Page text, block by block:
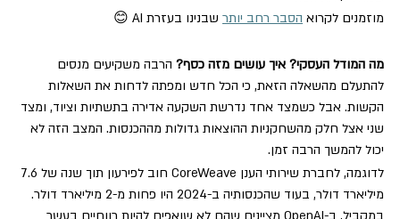
מוזמנים לקרוא הסבר רחב יותר שבנינו בעזרת AI 😊
מה המודל העסקי? איך עושים מזה כסף? הרבה משקיעים מנסים
להתעלם מהשאלה הזאת, כי הכל חדש ומפתה לדחות את השאלות
הקשות. אבל כשמצד אחד נדרשת השקעה אדירה בתשתיות וציוד, ומצד
שני אצל חלק מהשחקניות ההוצאות גדולות מההכנסות. המצב הזה לא
יכול להמשך הרבה זמן.
מיליארד דולר, בעוד שהכנסותיה ב-2024 היו פחות מ-2 מיליארד דולר.